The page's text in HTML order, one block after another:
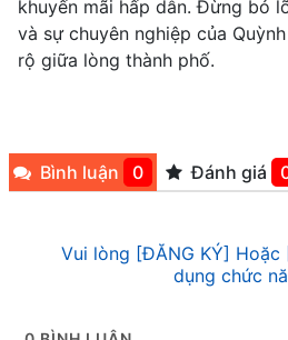
khuyến mãi hấp dẫn. Đừng bỏ
và sự chuyên nghiệp của
rộ giữa lòng thành phố.
Bình luận 0 Đánh giá
Vui lòng [ĐĂNG KÝ] Hoặc
dụng chức